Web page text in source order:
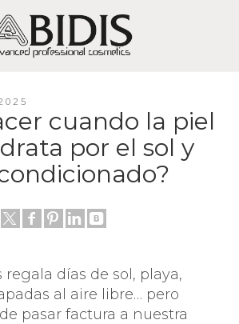
cuando la piel
por el sol y
regala días de sol, playa,
al aire libre… pero
pasar factura a nuestra